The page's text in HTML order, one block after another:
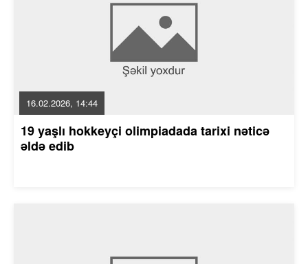
16.02.2026, 14:44
19 yaşlı hokkeyçi olimpiadada tarixi nəticə
əldə edib